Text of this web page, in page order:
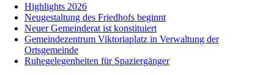
Highlights 2026
Neugestaltung des Friedhofs beginnt
Neuer Gemeinderat ist konstituiert
Gemeindezentrum Viktoriaplatz in Verwaltung der
Ortsgemeinde
Ruhegelegenheiten für Spaziergänger